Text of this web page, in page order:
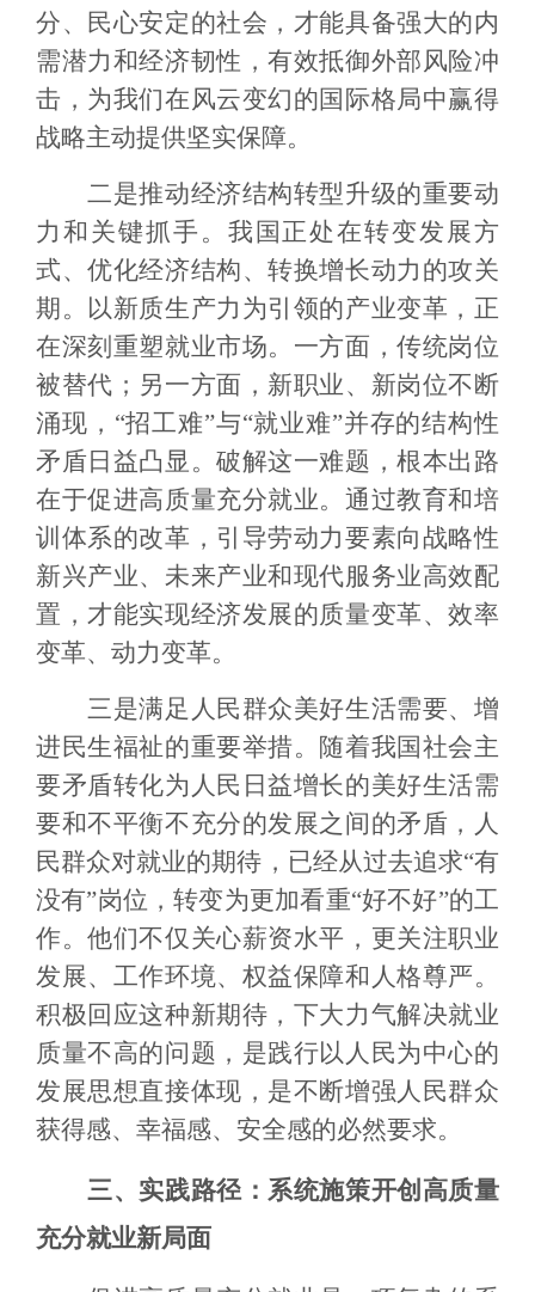
分、民心安定的社会，才能具备强大的内
需潜力和经济韧性，有效抵御外部风险冲
击，为我们在风云变幻的国际格局中赢得
战略主动提供坚实保障。
二是推动经济结构转型升级的重要动
力和关键抓手。我国正处在转变发展方
式、优化经济结构、转换增长动力的攻关
期。以新质生产力为引领的产业变革，正
在深刻重塑就业市场。一方面，传统岗位
被替代；另一方面，新职业、新岗位不断
涌现，“招工难”与“就业难”并存的结构性
矛盾日益凸显。破解这一难题，根本出路
在于促进高质量充分就业。通过教育和培
训体系的改革，引导劳动力要素向战略性
新兴产业、未来产业和现代服务业高效配
置，才能实现经济发展的质量变革、效率
变革、动力变革。
三是满足人民群众美好生活需要、增
进民生福祉的重要举措。随着我国社会主
要矛盾转化为人民日益增长的美好生活需
要和不平衡不充分的发展之间的矛盾，人
民群众对就业的期待，已经从过去追求“有
没有”岗位，转变为更加看重“好不好”的工
作。他们不仅关心薪资水平，更关注职业
发展、工作环境、权益保障和人格尊严。
积极回应这种新期待，下大力气解决就业
质量不高的问题，是践行以人民为中心的
发展思想直接体现，是不断增强人民群众
获得感、幸福感、安全感的必然要求。
三、实践路径：系统施策开创高质量
充分就业新局面